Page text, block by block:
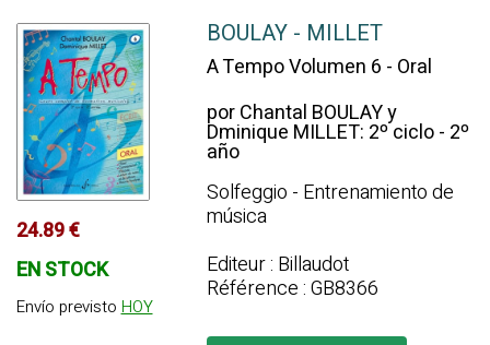
24.89 €
EN STOCK
Envío previsto HOY
BOULAY - MILLET
A Tempo Volumen 6 - Oral
por Chantal BOULAY y
Dminique MILLET: 2º ciclo - 2º
año
Solfeggio - Entrenamiento de
música
Editeur : Billaudot
Référence : GB8366